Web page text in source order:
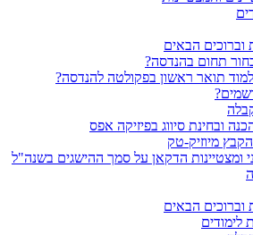
וברוכים הבאים
תחום בהנדסה?
תואר ראשון בפקולטה להנדסה?
ובחינת סיווג בפיזיקה אפס
מיוזיק-טק
ומצטיינות הדקאן על סמך ההישגים בשנה"ל
וברוכים הבאים
לימודים